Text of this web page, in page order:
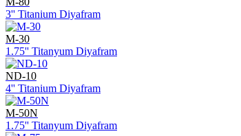
3'' Titanium Diyafram
M-30
1.75'' Titanyum Diyafram
ND-10
4'' Titanium Diyafram
M-50N
1.75'' Titanyum Diyafram